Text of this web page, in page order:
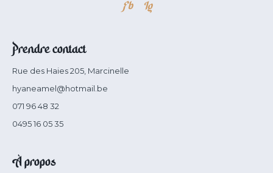
Fb Ig
Prendre contact
Rue des Haies 205, Marcinelle
hyaneamel@hotmail.be
071 96 48 32
0495 16 05 35
À propos